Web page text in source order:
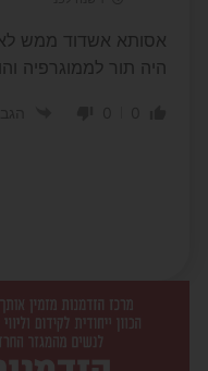
אסותא אשדוד ממש
היה תור לממוגרפיה